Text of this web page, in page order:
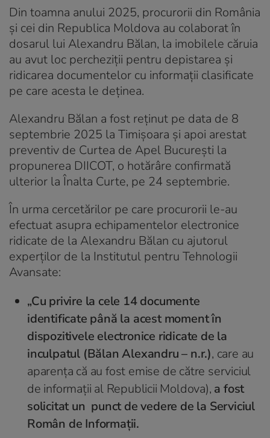
Din toamna anului 2025, procurorii din România
și cei din Republica Moldova au colaborat în
dosarul lui Alexandru Bălan, la imobilele căruia
au avut loc percheziții pentru depistarea şi
ridicarea documentelor cu informaţii clasificate
pe care acesta le deținea.
Alexandru Bălan a fost reținut pe data de 8
septembrie 2025 la Timișoara și apoi arestat
preventiv de Curtea de Apel București la
propunerea DIICOT, o hotărâre confirmată
ulterior la Înalta Curte, pe 24 septembrie.
În urma cercetărilor pe care procurorii le-au
efectuat asupra echipamentelor electronice
ridicate de la Alexandru Bălan cu ajutorul
experților de la Institutul pentru Tehnologii
Avansate:
„Cu privire la cele 14 documente
identificate până la acest moment în
dispozitivele electronice ridicate de la
inculpatul (Bălan Alexandru – n.r.), care au
aparența că au fost emise de către serviciul
de informații al Republicii Moldova), a fost
solicitat un punct de vedere de la Serviciul
Român de Informații.